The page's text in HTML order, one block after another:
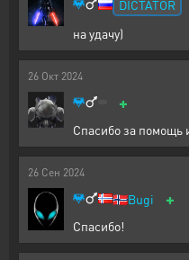
DICTATOR
на удачу)
26 Окт 2024
+
Спасибо за помощь
26 Сен 2024
🇳🇴Bugi +
Спасибо!